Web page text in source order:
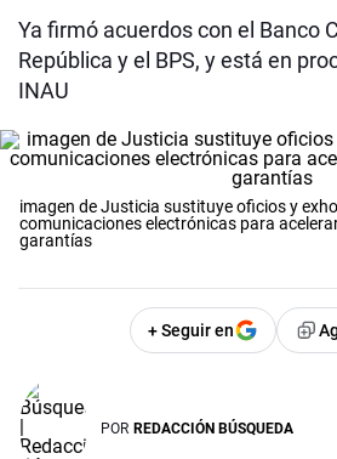
Ya firmó acuerdos con el Banco
República y el BPS, y está en
INAU
imagen de Justicia sustituye oficios y
comunicaciones electrónicas para
garantías
+ Seguir en
POR REDACCIÓN BÚSQUEDA